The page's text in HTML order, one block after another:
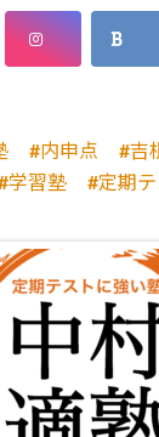
内申点
吉
学習塾 定期